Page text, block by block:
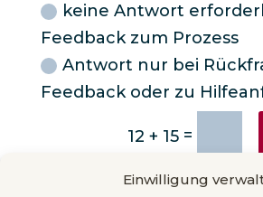
Einwilligung
keine Antwort
Feedback zum Prozess
Antwort nur bei
Feedback oder zu
12 + 15 =